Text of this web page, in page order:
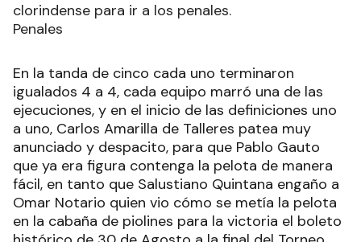
clorindense para ir a los penales.
Penales
En la tanda de cinco cada uno terminaron
igualados 4 a 4, cada equipo marró una de las
ejecuciones, y en el inicio de las definiciones uno
a uno, Carlos Amarilla de Talleres patea muy
anunciado y despacito, para que Pablo Gauto
que ya era figura contenga la pelota de manera
fácil, en tanto que Salustiano Quintana engaño a
Omar Notario quien vio cómo se metía la pelota
en la cabaña de piolines para la victoria el boleto